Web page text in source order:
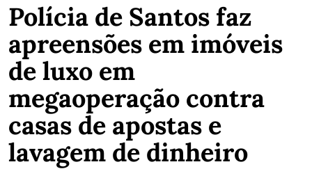
Polícia de Santos faz
apreensões em imóveis
de luxo em
megaoperação contra
casas de apostas e
lavagem de dinheiro